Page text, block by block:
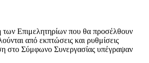
των Επιμελητηρίων που θα προσέλθουν
από εκπτώσεις και ρυθμίσεις
στο Σύμφωνο Συνεργασίας υπέγραψαν